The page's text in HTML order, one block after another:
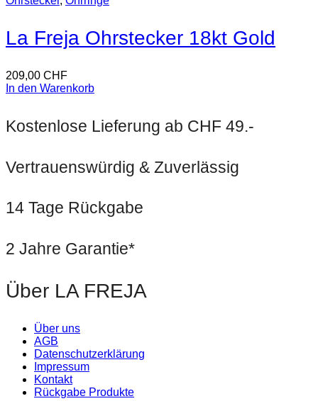
La Freja Ohrstecker 18kt Gold
209,00 CHF
In den Warenkorb
Kostenlose Lieferung ab CHF 49.-
Vertrauenswürdig & Zuverlässig
14 Tage Rückgabe
2 Jahre Garantie*
Über LA FREJA
Über uns
AGB
Datenschutzerklärung
Impressum
Kontakt
Rückgabe Produkte